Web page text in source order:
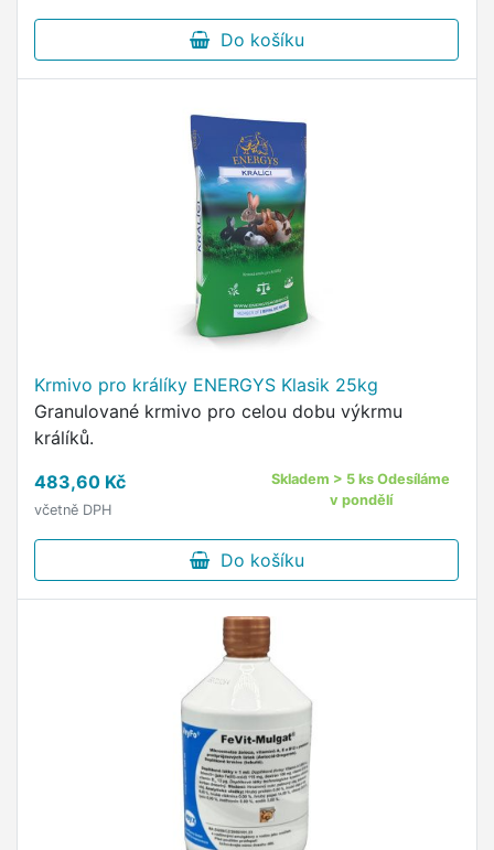
Do košíku
Krmivo pro králíky ENERGYS Klasik 25kg
Granulované krmivo pro celou dobu výkrmu
králíků.
483,60 Kč
včetně DPH
Skladem > 5 ks Odesíláme
v pondělí
Do košíku